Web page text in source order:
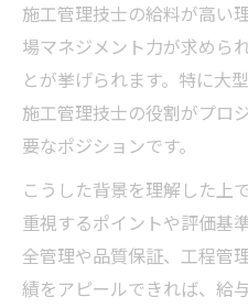
施工管理技士の給料が高い
場マネジメント力が求めら
とが挙げられます。特に大
施工管理技士の役割がプロ
要なポジションです。
こうした背景を理解した上
重視するポイントや評価基
全管理や品質保証、工程管
績をアピールできれば、給